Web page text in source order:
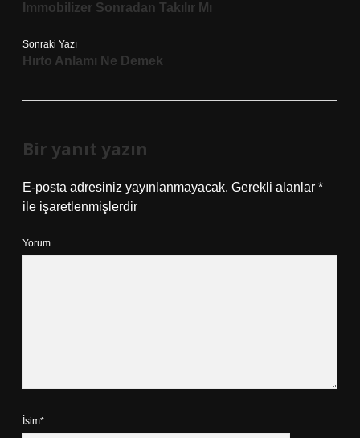
Immobilizer Sonradan Takılır Mı
Sonraki Yazı
Hırto Anlamı Ne Demek
Bir yanıt yazın
E-posta adresiniz yayınlanmayacak. Gerekli alanlar *
ile işaretlenmişlerdir
Yorum
İsim*